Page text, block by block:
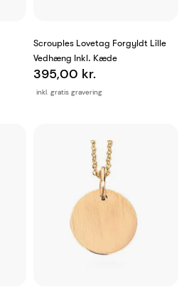
Scrouples Lovetag Forgyldt Lille
Vedhæng Inkl. Kæde
inkl. gratis gravering
395,00 kr.